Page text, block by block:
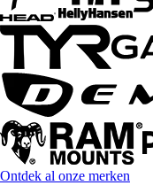
Ontdek al onze merken